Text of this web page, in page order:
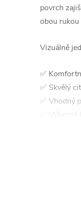
povrch
obou rukou
Vizuálně
✅
✅ Skvělý
✅ Vhodný
✅